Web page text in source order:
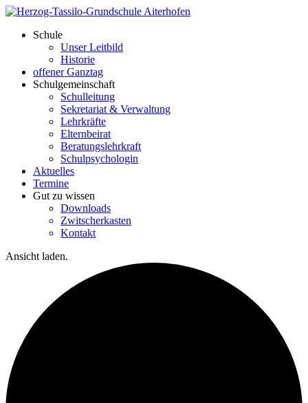
Schule
Unser Leitbild
Historie
offener Ganztag
Schulgemeinschaft
Schulleitung
Sekretariat & Verwaltung
Lehrkräfte
Elternbeirat
Beratungslehrkraft
Schulpsychologin
Aktuelles
Termine
Gut zu wissen
Downloads
Zwitscherkasten
Kontakt
Ansicht laden.